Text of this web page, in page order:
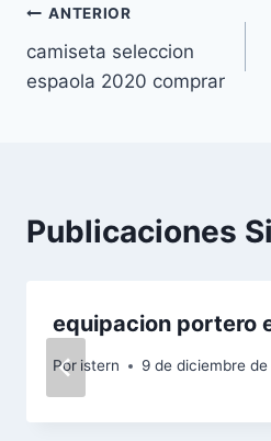
Navegación
de
ANTERIOR
camiseta seleccion
espaola 2020 comprar
Publicaciones
equipacion portero
Por istern 9 de diciembre